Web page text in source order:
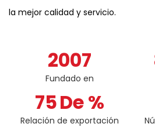
la mejor calidad y servicio.
2007
Fundado en
75De %
Relación de exportación